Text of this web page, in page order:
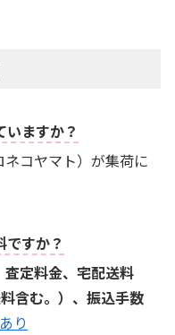
いますか？
コヤマト）が集荷に
すか？
定料金、宅配送料
含む。）、振込手数
り